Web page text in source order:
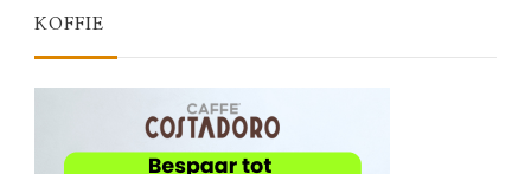
KOFFIE